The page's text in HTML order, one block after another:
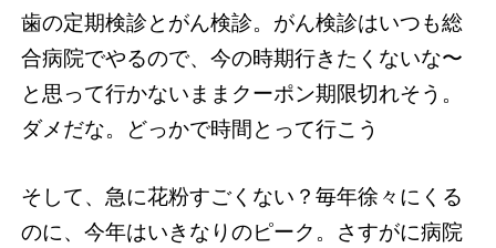
歯の定期検診とがん検診。がん検診はいつも総
合病院でやるので、今の時期行きたくないな〜
と思って行かないままクーポン期限切れそう。
ダメだな。どっかで時間とって行こう
そして、急に花粉すごくない？毎年徐々にくる
のに、今年はいきなりのピーク。さすがに病院